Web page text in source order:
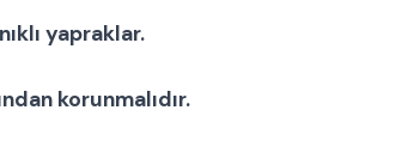
yapraklar.
korunmalıdır.